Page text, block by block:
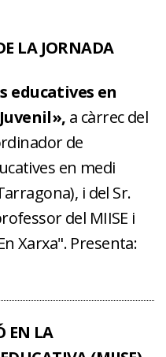
LA JORNADA
educatives en
a càrrec del
de
en medi
i del Sr.
del MIISE i
Xarxa". Presenta:
EN LA